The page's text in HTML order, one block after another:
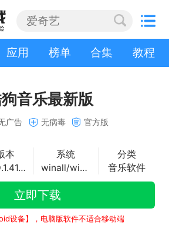
应用 榜单 合集 教程
音乐最新版
广告 无病毒 官方版
本
V20.1.41.27870
系统
winall/win7/win10/win11
分类
音乐软件
立即下载
设备】，电脑版软件不适合移动端